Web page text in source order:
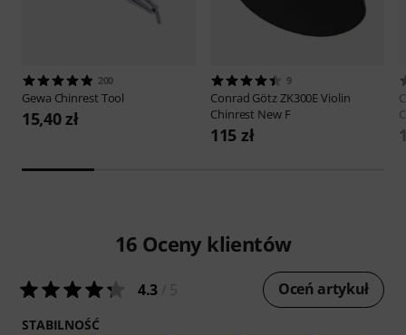
200
Gewa Chinrest Tool
15,40 zł
9
Conrad GötzZK300E Violin
Chinrest New F
115 zł
16 Oceny klientów
4.3 Oceń artykuł
STABILNOŚĆ